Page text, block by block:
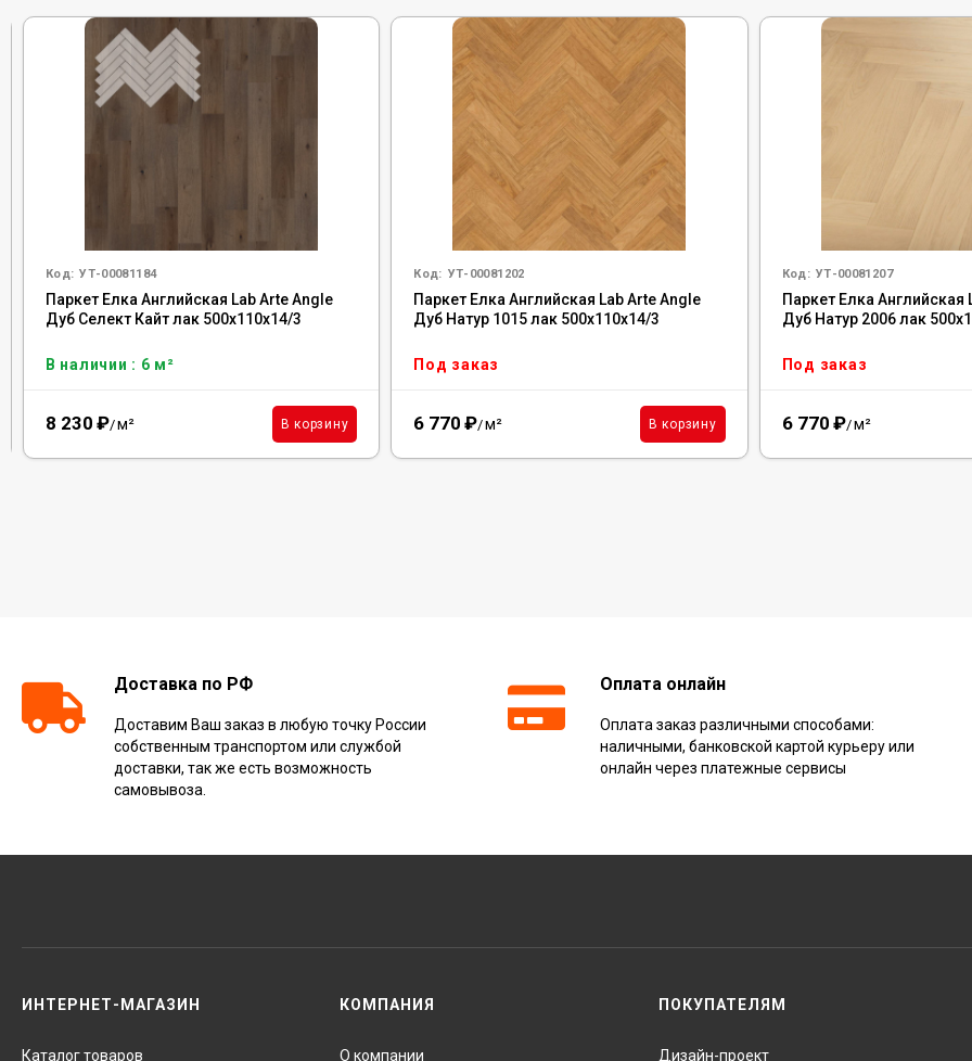
Код: УТ-00081184
Паркет Елка Английская Lab Arte Angle
Дуб Селект Кайт лак 500х110х14/3
В наличии : 6 м²
8 230 ₽/м² В корзину
Код: УТ-00081202
Паркет Елка Английская Lab Arte Angle
Дуб Натур 1015 лак 500х110х14/3
Под заказ
6 770 ₽/м² В корзину
Код: УТ-00081207
Паркет Елка Английская
Дуб Натур 2006 лак
Под заказ
6 770 ₽/м²
Доставка по РФ
Доставим Ваш заказ в любую точку России
собственным транспортом или службой
доставки, так же есть возможность
самовывоза.
Оплата онлайн
Оплата заказ различными способами:
наличными, банковской картой курьеру или
онлайн через платежные сервисы
ИНТЕРНЕТ-МАГАЗИН
Каталог товаров
КОМПАНИЯ
О компании
ПОКУПАТЕЛЯМ
Дизайн-проект